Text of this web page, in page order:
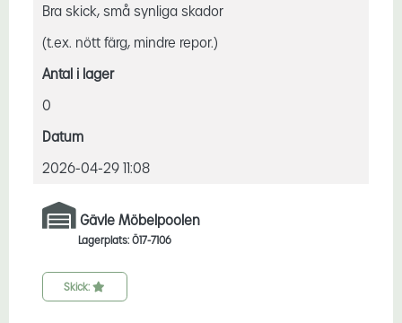
Bra skick, små synliga skador
(t.ex. nött färg, mindre repor.)
Antal i lager
0
Datum
2026-04-29 11:08
Gävle Möbelpoolen
Lagerplats: Ö17-7106
Skick: